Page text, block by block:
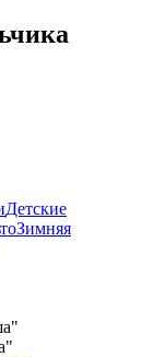
Детские
Зимняя